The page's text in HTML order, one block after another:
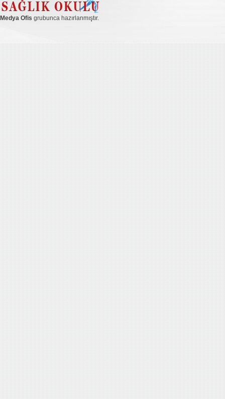
Medya Ofis grubunca hazırlanmıştır.